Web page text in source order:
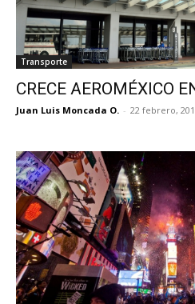
Transporte
CRECE AEROMÉXICO
Juan Luis Moncada O. - 22 febrero,